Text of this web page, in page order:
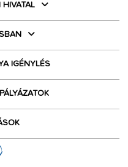
HIVATAL
IGÉNYLÉS